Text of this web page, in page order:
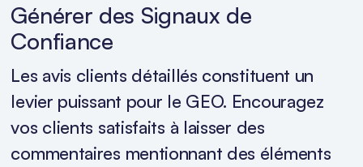
Générer des Signaux de
Confiance
Les avis clients détaillés constituent un
levier puissant pour le GEO. Encouragez
vos clients satisfaits à laisser des
commentaires mentionnant des éléments